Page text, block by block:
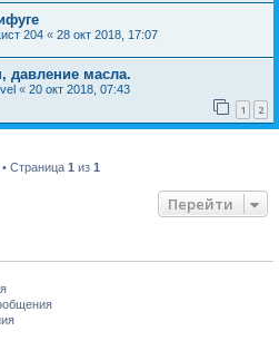
204 « 28 окт 2018, 17:07
давление масла.
« 20 окт 2018, 07:43
1 2
Страница 1 из 1
Перейти